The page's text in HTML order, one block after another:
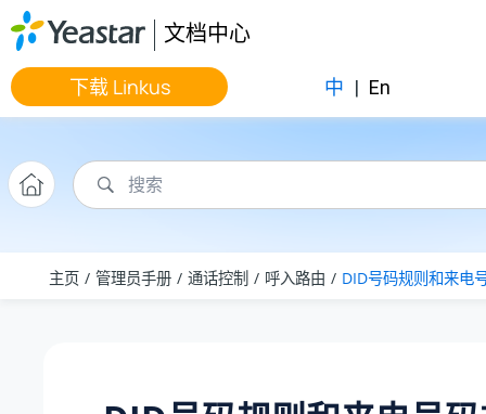
跳转到主要内容
文档中心
下载 Linkus 中 | En
主页 管理员手册 通话控制 呼入路由 DID号码规则和来电